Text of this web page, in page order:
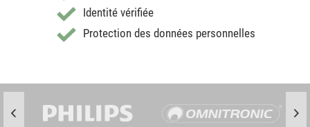
Identité vérifiée
Protection des données personnelles